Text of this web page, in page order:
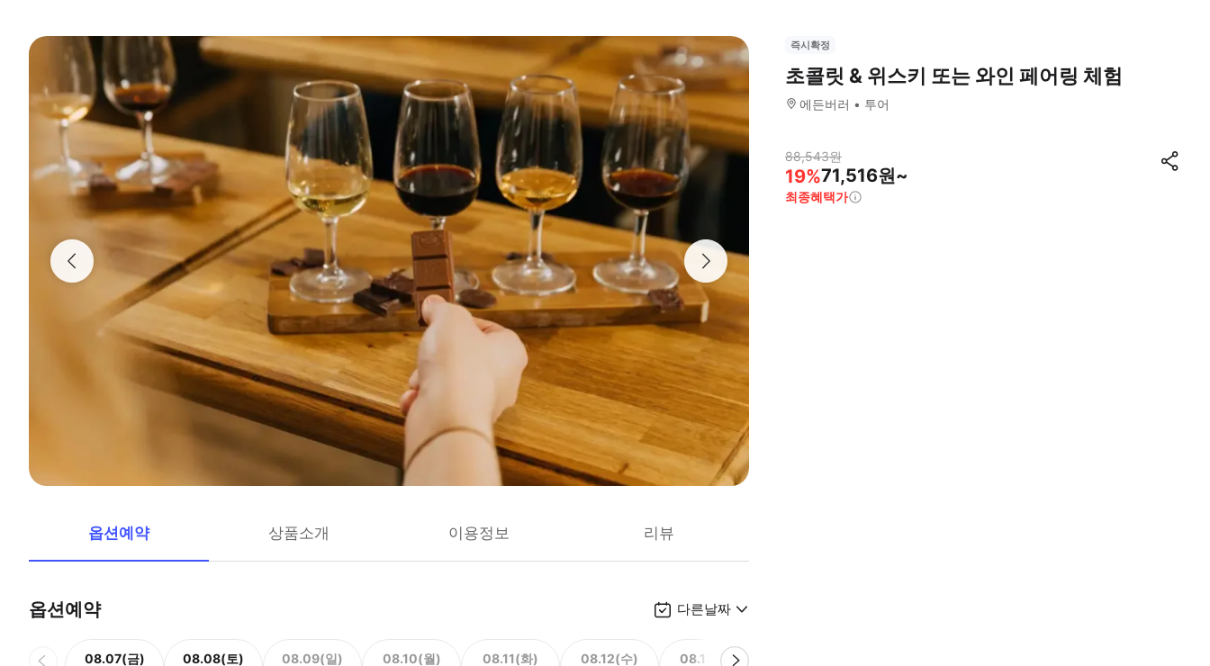
옵션예약 상품소개 이용정보 리뷰
옵션예약 다른날짜
08.07(금) 08.08(토) 08.09(일) 08.10(월) 08.11(화) 08.12(수) 08.13(목)
즉시확정
초콜릿 & 위스키 또는 와인 페어링 체험
에든버러 투어
88,543원
19%71,516원~
최종혜택가